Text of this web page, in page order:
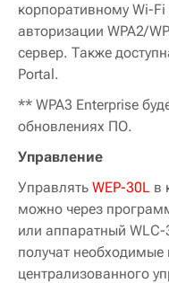
корпоративному Wi-
авторизации WPA2/
сервер. Также
Portal.
** WPA3 Enterprise
обновлениях ПО.
Управление
Управлять WEP-30L в
можно через
или аппаратный
получат необходимые
централизованного